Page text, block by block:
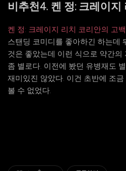
비추천4. 켄 정: 크레이
켄 정: 크레이지 리치 코리안의 고백
스탠딩 코미디를 좋아하긴 하는데
것은 좋았는데 이런 식으로 약간의
좀 별로다. 이전에 봤던 유병재도
재미있진 않았다. 이건 초반에 조
볼 수 없었다.